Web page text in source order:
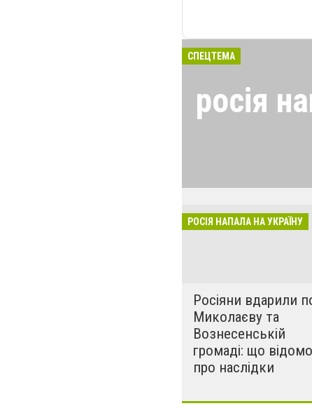
СПЕЦТЕМА
росія
розкрадати
за нашу свободу!!
РОСІЯ НАПАЛА НА УКРАЇНУ
Росіяни вдарили
Миколаєву та
Вознесенській
громаді: що відомо
про наслідки